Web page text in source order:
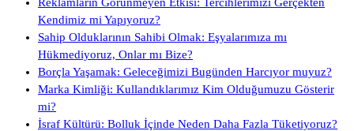
Kendimiz mi Yapıyoruz?
Sahip Olduklarının Sahibi Olmak: Eşyalarımıza mı
Hükmediyoruz, Onlar mı Bize?
Borçla Yaşamak: Geleceğimizi Bugünden Harcıyor muyuz?
Marka Kimliği: Kullandıklarımız Kim Olduğumuzu Gösterir
mi?
İsraf Kültürü: Bolluk İçinde Neden Daha Fazla Tüketiyoruz?